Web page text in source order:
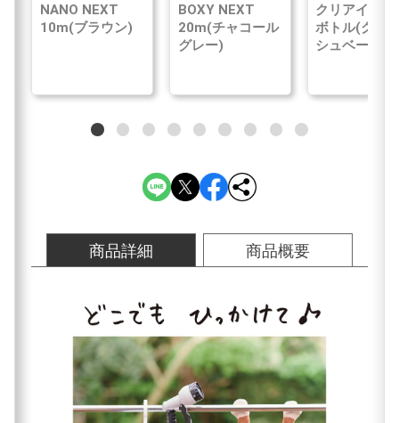
NANO NEXT
10m(ブラウン)
BOXY NEXT
20m(チャコール
グレー)
クリアイン浄
ボトル(グレ
シュベージ
商品詳細 商品概要